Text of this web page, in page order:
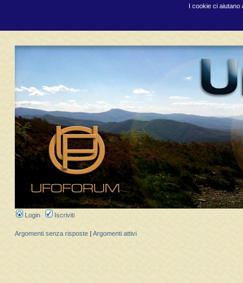
I cookie ci aiutano
Login Iscriviti
Argomenti senza risposte Argomenti attivi